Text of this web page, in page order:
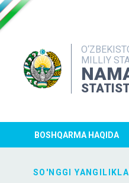
MILLIY
BOSHQARMA HAQIDA
SO'NGGI